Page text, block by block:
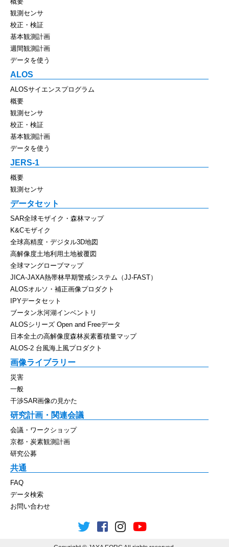
観測センサ
校正・検証
基本観測計画
週間観測計画
データを使う
ALOS
ALOSサイエンスプログラム
概要
観測センサ
校正・検証
基本観測計画
データを使う
JERS-1
概要
観測センサ
データセット
SAR全球モザイク・森林マップ
K&Cモザイク
全球高精度・デジタル3D地図
高解像度土地利用土地被覆図
全球マングローブマップ
JICA-JAXA熱帯林早期警戒システム（JJ-FAST）
ALOSオルソ・補正画像プロダクト
IPYデータセット
ブータン氷河湖インベントリ
ALOSシリーズ Open and Freeデータ
日本全土の高解像度森林炭素蓄積量マップ
ALOS-2 台風海上風プロダクト
画像ライブラリー
災害
一般
干渉SAR画像の見かた
研究計画・関連会議
会議・ワークショップ
京都・炭素観測計画
研究公募
共通
FAQ
データ検索
お問い合わせ